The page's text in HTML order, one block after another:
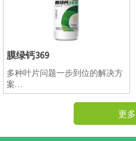
果，提升单果重和果型，对于
叶菜类，提高叶片厚度，使叶
片厚亮绿，提高亩产值；
9. 多年生花卉类生根壮苗，减
少病虫害发生率，促进花卉着
色及延长观赏期；
10. 适用于药材类及块根块茎类
提质增产。
化还原反应和呼吸作用。在植物
体内还含有铜蛋白(即蓝蛋白)，
它存在于叶绿体中的质体蓝素
中，影响光合作用。另外铜离子
能使叶绿素保持稳定，也可增强
植株对真菌病害的抵抗力。并且
产品富含纳米碳量子缓释钙，预
防各种作物的日灼，卷叶、脐腐
病、苦痘病、烧心、水心等生理
3、提高果树抗病能力、 改善果
实品质、预防果实裂果、防治果
膜绿钙369
多种叶片问题一步到位的解决方
案
※黄叶转绿
更多